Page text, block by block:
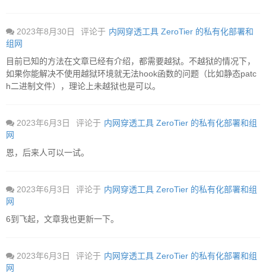
2023年8月30日 评论于 内网穿透工具 ZeroTier 的私有化部署和
组网
目前已知的方法在文章已经有介绍，都需要越狱。不越狱的情况下，
如果你能解决不使用越狱环境就无法hook函数的问题（比如静态patc
h二进制文件），理论上未越狱也是可以。
2023年6月3日 评论于 内网穿透工具 ZeroTier 的私有化部署和组
网
恩，后来人可以一试。
2023年6月3日 评论于 内网穿透工具 ZeroTier 的私有化部署和组
网
6到飞起，文章我也更新一下。
2023年6月3日 评论于 内网穿透工具 ZeroTier 的私有化部署和组
网